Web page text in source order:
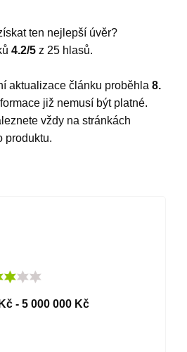
ten nejlepší úvěr?
4.2/5 z 25 hlasů.
aktualizace článku proběhla 8.
již nemusí být platné.
vždy na stránkách
produktu.
- 5 000 000 Kč